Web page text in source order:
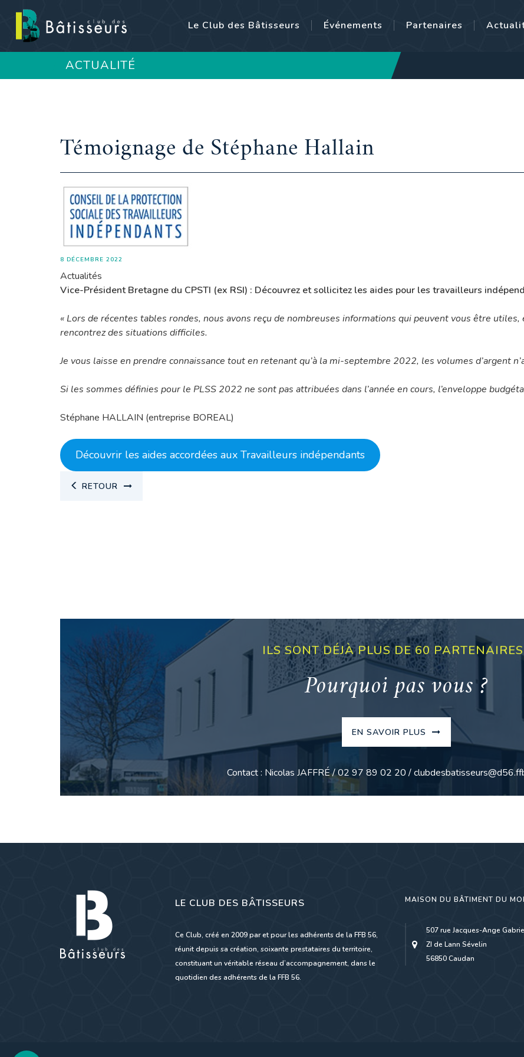
Le Club des Bâtisseurs Événements Partenaires
ACTUALITÉ
Témoignage de Stéphane Hallain
8 DÉCEMBRE 2022
Actualités
Vice-Président Bretagne du CPSTI (ex RSI) : Découvrez et sollicitez les aides pour les travailleurs
« Lors de récentes tables rondes, nous avons reçu de nombreuses informations qui peuvent vous être
rencontrez des situations difficiles.
Je vous laisse en prendre connaissance tout en retenant qu’à la mi-septembre 2022, les volumes d’argent
Si les sommes définies pour le PLSS 2022 ne sont pas attribuées dans l’année en cours, l’enveloppe
Stéphane HALLAIN (entreprise BOREAL)
Découvrir les aides accordées aux Travailleurs indépendants
RETOUR
ILS SONT DÉJÀ PLUS DE 60
Pourquoi pas vous ?
EN SAVOIR PLUS
Contact : Nicolas JAFFRÉ / 02 97 89 02 20 /
LE CLUB DES BÂTISSEURS
Ce Club, créé en 2009 par et pour les adhérents de la FFB 56,
réunit depuis sa création, soixante prestataires du territoire,
constituant un véritable réseau d’accompagnement, dans le
quotidien des adhérents de la FFB 56.
MAISON DU BÂTIMENT DU
507 rue Jacques-Ange
ZI de Lann Sévelin
56850 Caudan